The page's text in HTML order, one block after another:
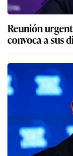
Reunión
convoca a sus